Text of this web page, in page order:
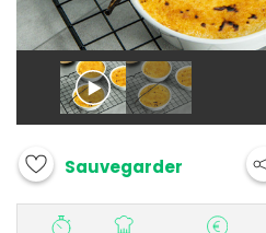
Sauvegarder